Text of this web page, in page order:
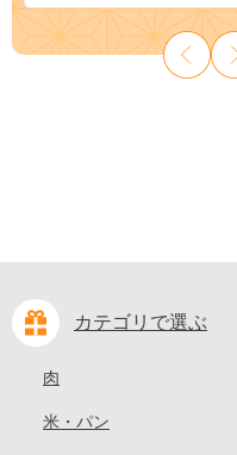
ット ぶどう ブドウ 葡萄
種なし 先行予約 富士川町
10000円 一万円 9000円 九
カテゴリで選ぶ
肉
米・パン